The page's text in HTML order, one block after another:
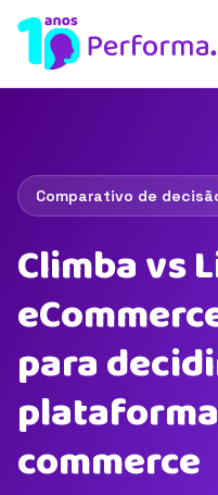
Comparativo de
Climba vs
para
commerce